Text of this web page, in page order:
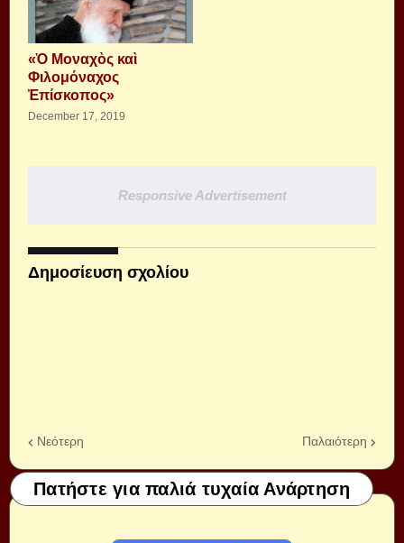
«Ὁ Μοναχὸς καὶ
Φιλομόναχος
Ἐπίσκοπος»
December 17, 2019
Responsive Advertisement
Δημοσίευση σχολίου
Νεότερη Παλαιότερη
Πατήστε για παλιά τυχαία Ανάρτηση